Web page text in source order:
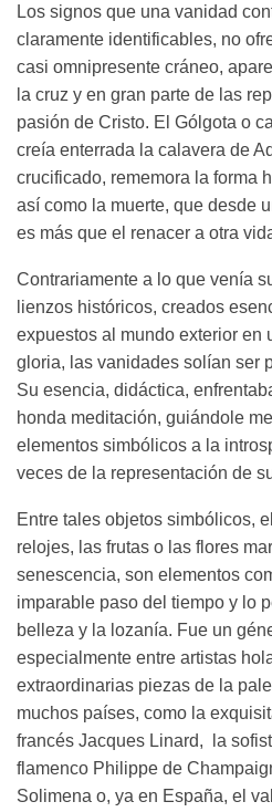
Los signos que una vanidad
claramente identificables, no
casi omnipresente cráneo,
la cruz y en gran parte de las
pasión de Cristo. El Gólgota o
creía enterrada la calavera de
crucificado, rememora la forma
así como la muerte, que desde
es más que el renacer a otra
Contrariamente a lo que venía
lienzos históricos, creados
expuestos al mundo exterior en
gloria, las vanidades solían ser
Su esencia, didáctica,
honda meditación, guiándole
elementos simbólicos a la
veces de la representación de
Entre tales objetos simbólicos,
relojes, las frutas o las flores
senescencia, son elementos
imparable paso del tiempo y lo
belleza y la lozanía. Fue un
especialmente entre artistas
extraordinarias piezas de la
muchos países, como la
francés Jacques Linard, la
flamenco Philippe de
Solimena o, ya en España, el